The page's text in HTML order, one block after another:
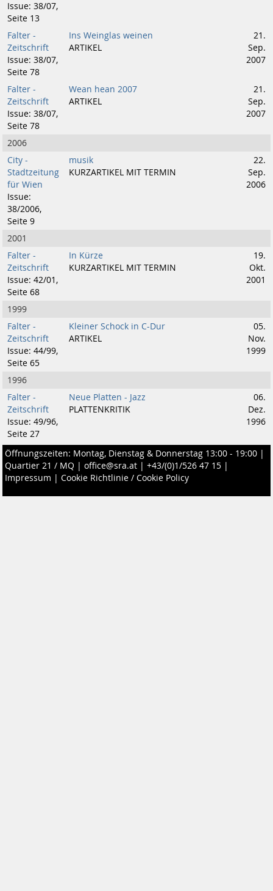
Issue: 38/07,
Seite 13
Falter -
Zeitschrift
Issue: 38/07,
Seite 78
Ins Weinglas weinen
ARTIKEL
21.
Sep.
2007
Falter -
Zeitschrift
Issue: 38/07,
Seite 78
Wean hean 2007
ARTIKEL
21.
Sep.
2007
2006
City -
Stadtzeitung
für Wien
Issue:
38/2006,
Seite 9
musik
KURZARTIKEL MIT TERMIN
22.
Sep.
2006
2001
Falter -
Zeitschrift
Issue: 42/01,
Seite 68
In Kürze
KURZARTIKEL MIT TERMIN
19.
Okt.
2001
1999
Falter -
Zeitschrift
Issue: 44/99,
Seite 65
Kleiner Schock in C-Dur
ARTIKEL
05.
Nov.
1999
1996
Falter -
Zeitschrift
Issue: 49/96,
Seite 27
Neue Platten - Jazz
PLATTENKRITIK
06.
Dez.
1996
Öffnungszeiten: Montag, Dienstag & Donnerstag 13:00 - 19:00 |
Quartier 21 / MQ | office@sra.at | +43/(0)1/526 47 15 |
Impressum | Cookie Richtlinie / Cookie Policy